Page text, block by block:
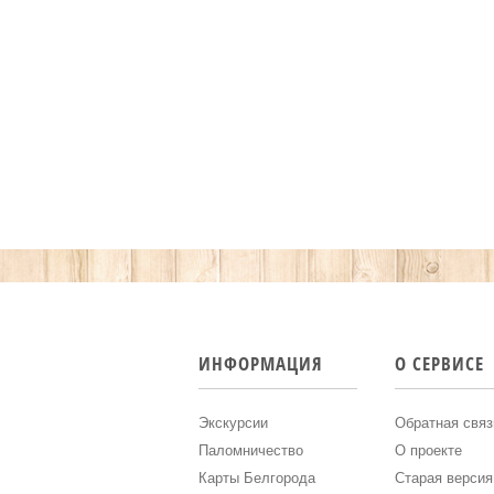
ИНФОРМАЦИЯ
Экскурсии
Паломничество
Карты Белгорода
О СЕРВИСЕ
Обратная
О проекте
Старая версия